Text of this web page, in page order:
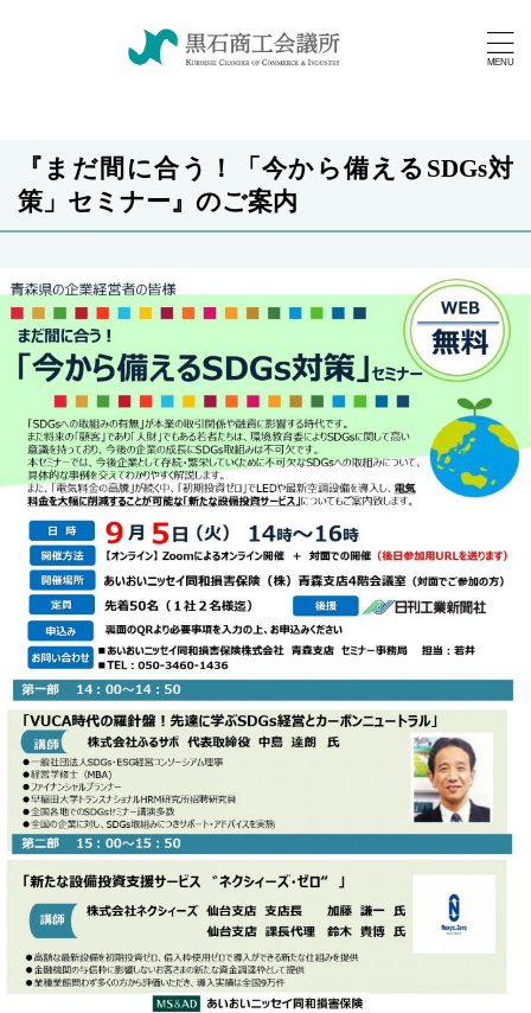
『まだ間に合う！「今から備えるSDGs対
策」セミナー』のご案内